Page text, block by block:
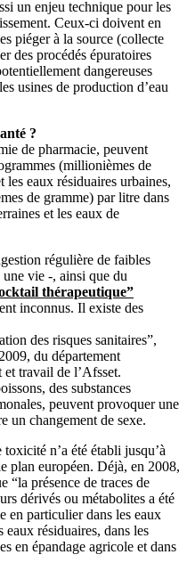
un enjeu technique pour les
Ceux-ci doivent en
piéger à la source (collecte
des procédés épuratoires
dangereuses
usines de production d’eau
?
de pharmacie, peuvent
(millionièmes de
les eaux résiduaires urbaines,
de gramme) par litre dans
et les eaux de
régulière de faibles
vie -, ainsi que du
thérapeutique”
inconnus. Il existe des
des risques sanitaires”,
du département
et travail de l’Afsset.
des substances
peuvent provoquer une
un changement de sexe.
n’a été établi jusqu’à
plan européen. Déjà, en 2008,
“la présence de traces de
dérivés ou métabolites a été
en particulier dans les eaux
eaux résiduaires, dans les
en épandage agricole et dans